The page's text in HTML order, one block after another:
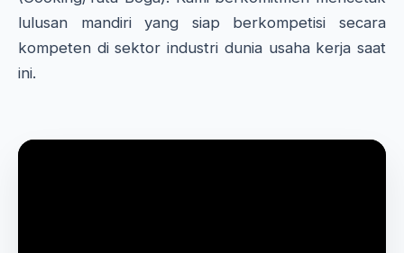
lulusan mandiri yang siap berkompetisi secara
kompeten di sektor industri dunia usaha kerja saat
ini.